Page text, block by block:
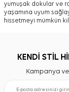
yumuşak dokular ve
yaşamına uyum
hissetmeyi mümkün
KENDİ STİL
Kampanya